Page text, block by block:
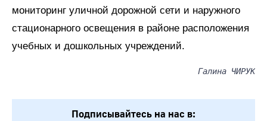
мониторинг уличной дорожной сети и наружного
стационарного освещения в районе расположения
учебных и дошкольных учреждений.
Галина ЧИРУК
Подписывайтесь на нас в: